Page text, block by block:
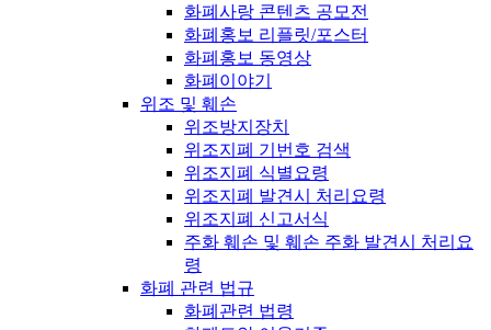
화폐사랑 콘텐츠 공모전
화폐홍보 리플릿/포스터
화폐홍보 동영상
화폐이야기
위조 및 훼손
위조방지장치
위조지폐 기번호 검색
위조지폐 식별요령
위조지폐 발견시 처리요령
위조지폐 신고서식
주화 훼손 및 훼손 주화 발견시 처리요
령
화폐 관련 법규
화폐관련 법령